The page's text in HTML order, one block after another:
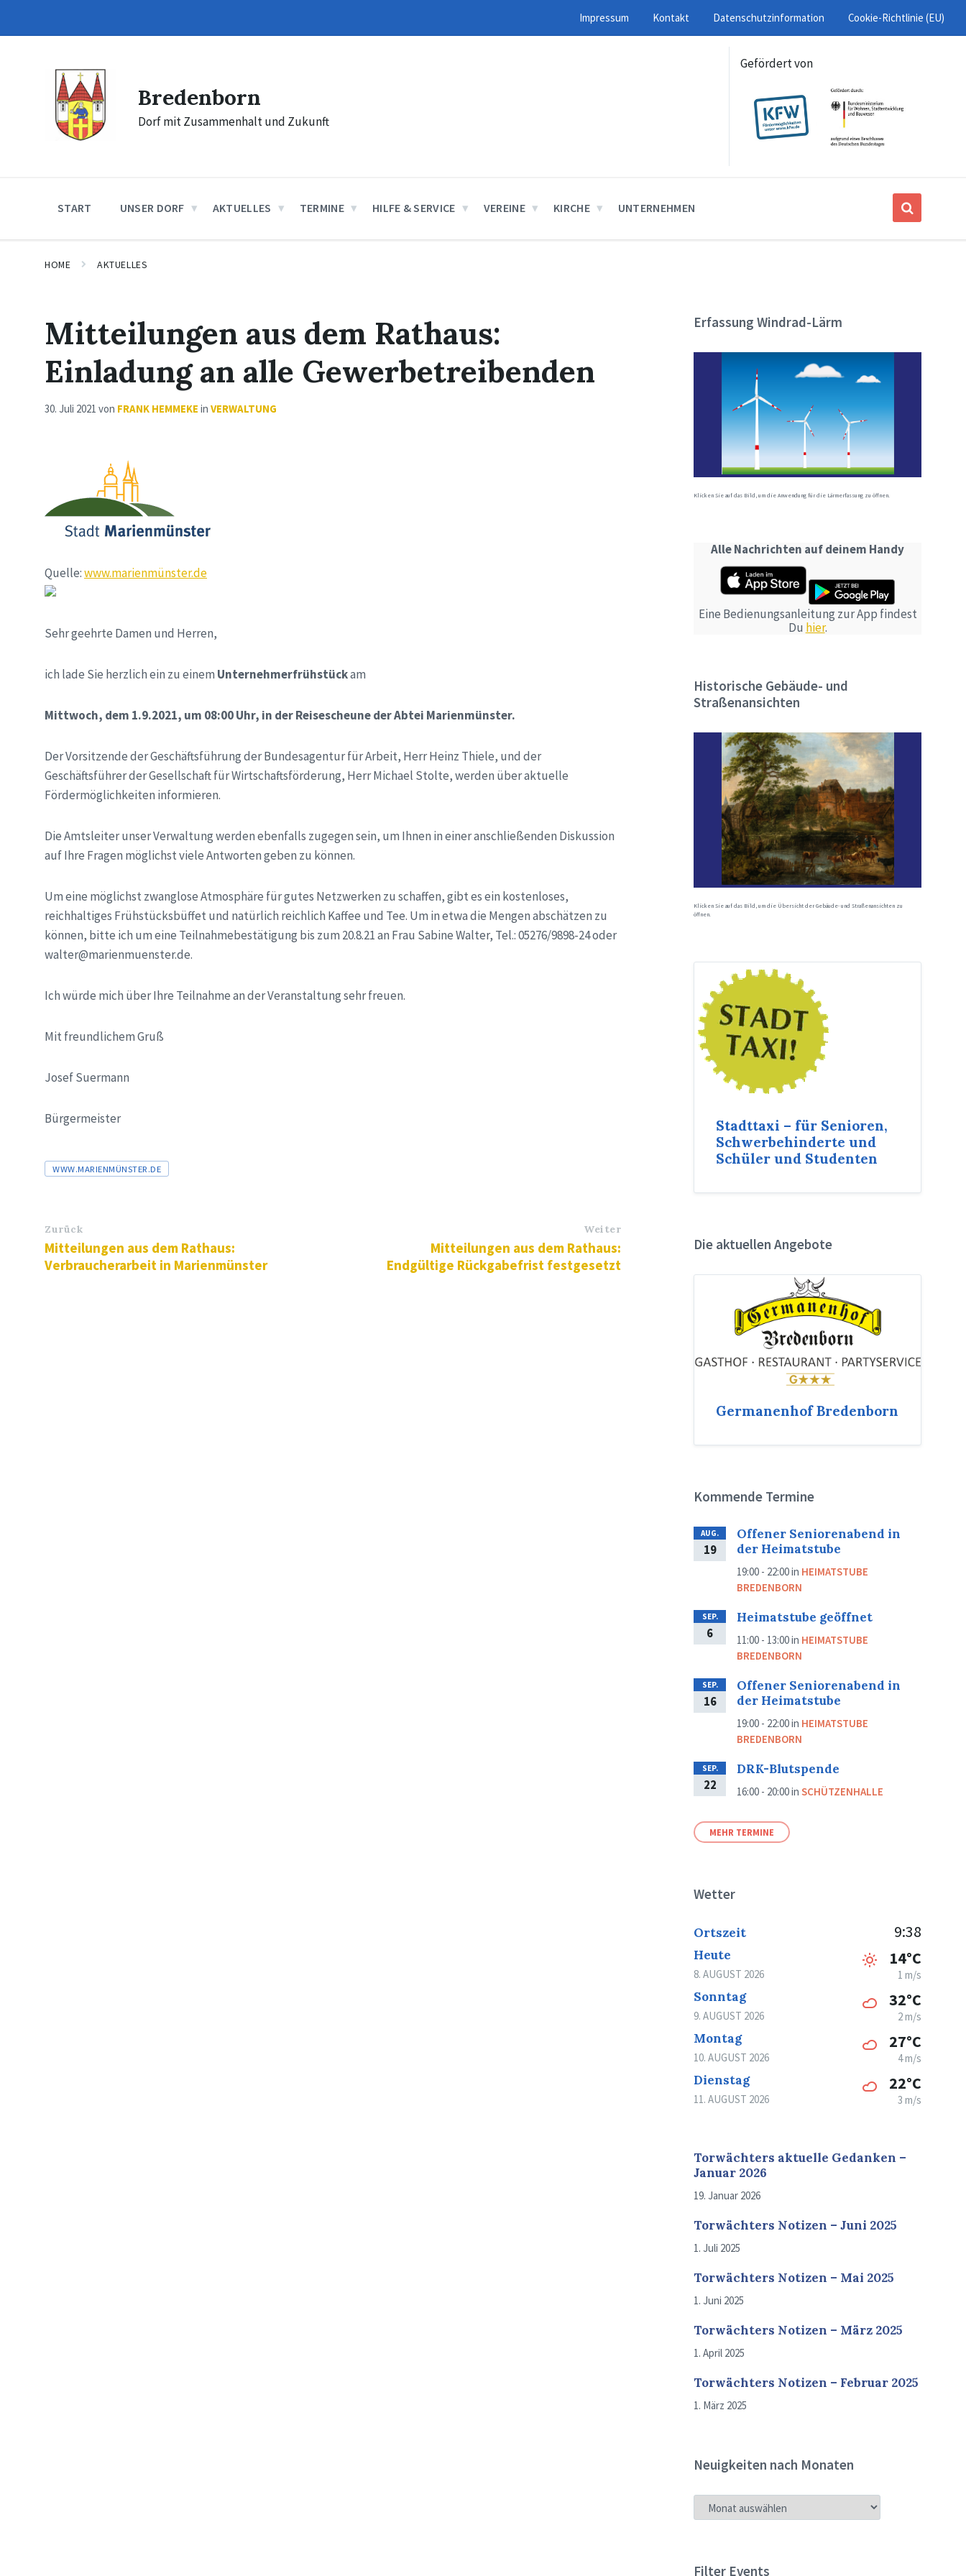
content
main
footer
Impressum Kontakt Datenschutzinformation Cookie-Richtlinie (EU)
Bredenborn
Dorf mit Zusammenhalt und Zukunft
Gefördert von
START UNSER DORF AKTUELLES TERMINE HILFE & SERVICE VEREINE KIRCHE UNTERNEHMEN
HOME AKTUELLES
Mitteilungen aus dem Rathaus:
Einladung an alle Gewerbetreibenden
30. Juli 2021 von FRANK HEMMEKE in VERWALTUNG
Quelle:www.marienmünster.de
Sehr geehrte Damen und Herren,
ich lade Sie herzlich ein zu einem Unternehmerfrühstückam
Mittwoch, dem 1.9.2021, um 08:00 Uhr, in der Reisescheune der Abtei Marienmünster.
Der Vorsitzende der Geschäftsführung der Bundesagentur für Arbeit, Herr Heinz Thiele, und der
Geschäftsführer der Gesellschaft für Wirtschaftsförderung, Herr Michael Stolte, werden über aktuelle
Fördermöglichkeiten informieren.
Die Amtsleiter unser Verwaltung werden ebenfalls zugegen sein, um Ihnen in einer anschließenden Diskussion
auf Ihre Fragen möglichst viele Antworten geben zu können.
Um eine möglichst zwanglose Atmosphäre für gutes Netzwerken zu schaffen, gibt es ein kostenloses,
reichhaltiges Frühstücksbüffet und natürlich reichlich Kaffee und Tee. Um in etwa die Mengen abschätzen zu
können, bitte ich um eine Teilnahmebestätigung bis zum 20.8.21 an Frau Sabine Walter, Tel.: 05276/9898-24 oder
walter@marienmuenster.de.
Ich würde mich über Ihre Teilnahme an der Veranstaltung sehr freuen.
Mit freundlichem Gruß
Josef Suermann
Bürgermeister
Tags
WWW.MARIENMÜNSTER.DE
Zurück
Mitteilungen aus dem Rathaus:
Verbraucherarbeit in Marienmünster
Weiter
Mitteilungen aus dem Rathaus:
Endgültige Rückgabefrist festgesetzt
Erfassung Windrad-Lärm
Klicken Sie auf das Bild, um die Anwendung für die Lärmerfassung zu öffnen.
Alle Nachrichten auf deinem Handy
Eine Bedienungsanleitung zur App findest
Du hier.
Historische Gebäude- und
Straßenansichten
Klicken Sie auf das Bild, um die Übersicht der Gebäude- und Straßenansichten zu
öffnen.
Stadttaxi – für Senioren,
Schwerbehinderte und
Schüler und Studenten
Die aktuellen Angebote
Germanenhof Bredenborn
Kommende Termine
AUG.
19
Offener Seniorenabend in
der Heimatstube
19:00 - 22:00in HEIMATSTUBE
BREDENBORN
SEP.
6
Heimatstube geöffnet
11:00 - 13:00in HEIMATSTUBE
BREDENBORN
SEP.
16
Offener Seniorenabend in
der Heimatstube
19:00 - 22:00in HEIMATSTUBE
BREDENBORN
SEP.
22
DRK-Blutspende
16:00 - 20:00inSCHÜTZENHALLE
MEHR TERMINE
Wetter
Ortszeit 9:38
Heute
8. AUGUST 2026
14°C
1 m/s
Sonntag
9. AUGUST 2026
32°C
2 m/s
Montag
10. AUGUST 2026
27°C
4 m/s
Dienstag
11. AUGUST 2026
22°C
3 m/s
Torwächters aktuelle Gedanken –
Januar 2026
19. Januar 2026
Torwächters Notizen – Juni 2025
1. Juli 2025
Torwächters Notizen – Mai 2025
1. Juni 2025
Torwächters Notizen – März 2025
1. April 2025
Torwächters Notizen – Februar 2025
1. März 2025
Neuigkeiten nach Monaten
NEUIGKEITEN
NACH
Filter Events